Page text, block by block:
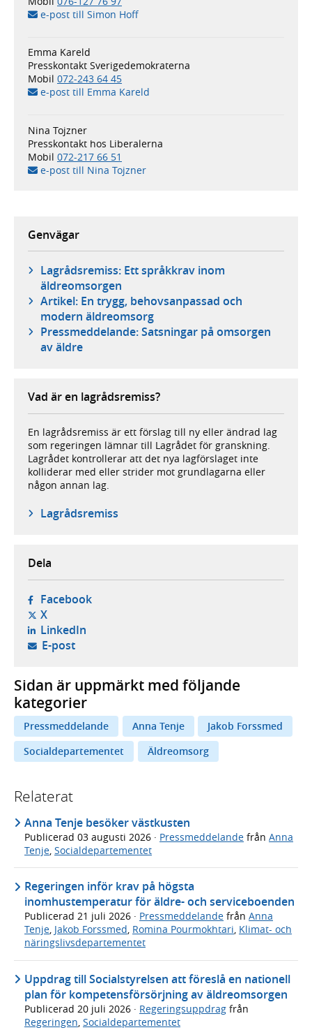
e-post till Simon Hoff
Emma Kareld
Presskontakt Sverigedemokraterna
Mobil 072-243 64 45
e-post till Emma Kareld
Nina Tojzner
Presskontakt hos Liberalerna
Mobil 072-217 66 51
e-post till Nina Tojzner
Genvägar
Lagrådsremiss: Ett språkkrav inom
äldreomsorgen
Artikel: En trygg, behovsanpassad och
modern äldreomsorg
Pressmeddelande: Satsningar på omsorgen
av äldre
Vad är en lagrådsremiss?
En lagrådsremiss är ett förslag till ny eller ändrad lag
som regeringen lämnar till Lagrådet för granskning.
Lagrådet kontrollerar att det nya lagförslaget inte
kolliderar med eller strider mot grundlagarna eller
någon annan lag.
Lagrådsremiss
Dela
Facebook- öppnas i ny flik, extern webbplats,
X- öppnas i ny flik, extern webbplats,
LinkedIn- öppnas i ny flik, extern webbplats,
E-post- öppnar din e-postklient,
Sidan är uppmärkt med följande
kategorier
Pressmeddelande Anna Tenje
Jakob Forssmed
Socialdepartementet
Äldreomsorg
Relaterat
Anna Tenje besöker västkusten
Publicerad 03 augusti 2026 · Pressmeddelande från Anna
Tenje Socialdepartementet
Regeringen inför krav på högsta
inomhustemperatur för äldre- och serviceboenden
Publicerad 21 juli 2026 · Pressmeddelande från Anna
Tenje, Jakob Forssmed, Romina Pourmokhtari, Klimat- och
näringslivsdepartementet
Uppdrag till Socialstyrelsen att föreslå en nationell
plan för kompetensförsörjning av äldreomsorgen
Publicerad 20 juli 2026 · Regeringsuppdrag från
Regeringen, Socialdepartementet